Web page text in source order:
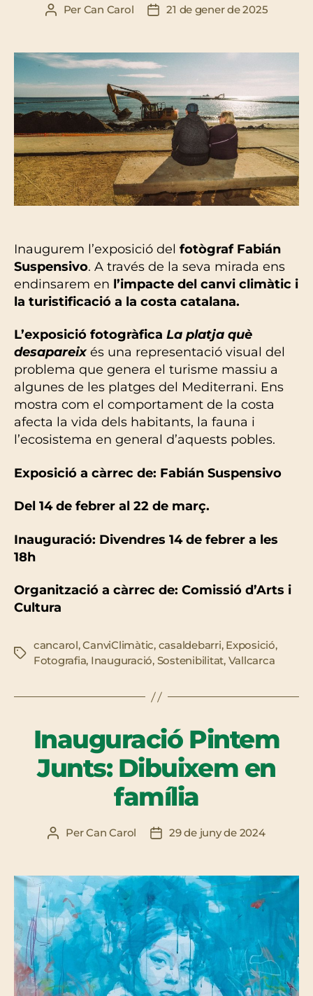
Autor
Per Can Carol
Data21 de gener de 2025
Inaugurem l’exposició del fotògraf Fabián
Suspensivo. A través de la seva mirada ens
endinsarem en l’impacte del canvi climàtic i
la turistificació a la costa catalana.
L’exposició fotogràfica La platja què
desapareixés una representació visual del
problema que genera el turisme massiu a
algunes de les platges del Mediterrani. Ens
mostra com el comportament de la costa
afecta la vida dels habitants, la fauna i
l’ecosistema en general d’aquests pobles.
Exposició a càrrec de: Fabián Suspensivo
Del 14 de febrer al 22 de març.
Inauguració: Divendres 14 de febrer a les
18h
Organització a càrrec de: Comissió d’Arts i
Cultura
Etiquetes
cancarol,CanviClimàtic, casaldebarri, Exposició,
Fotografia, Inauguració, Sostenibilitat, Vallcarca
Inauguració Pintem
Junts: Dibuixem en
família
Autor
PerCan Carol
Data29 de juny de 2024